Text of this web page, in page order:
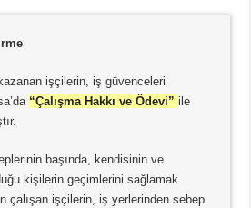
işçilerin, iş güvenceleri
“Çalışma Hakkı ve Ödevi” ile
başında, kendisinin ve
kişilerin geçimlerini sağlamak
çalışan işçilerin, iş yerlerinden sebep